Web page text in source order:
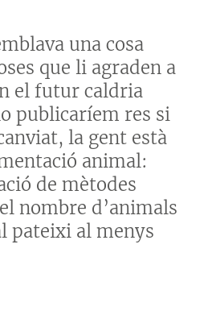
una cosa
que li agraden a
el futur caldria
publicaríem res si
la gent està
animal:
de mètodes
nombre d’animals
pateixi al menys